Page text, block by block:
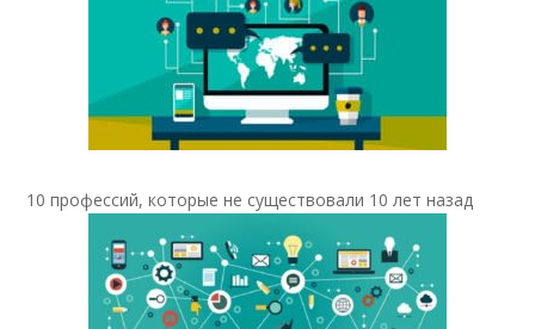
10 профессий, которые не существовали 10 лет назад